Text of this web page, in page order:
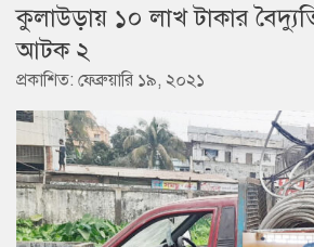
কুলাউড়ায় ১০ লাখ টাকার
আটক ২
প্রকাশিত: ফেব্রুয়ারি ১৯, ২০২১